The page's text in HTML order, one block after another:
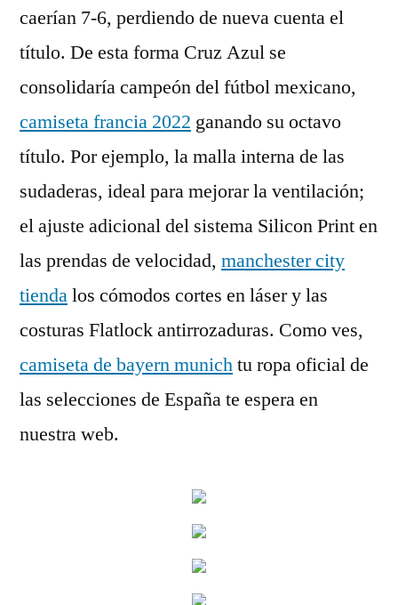
caerían 7-6, perdiendo de nueva cuenta el
título. De esta forma Cruz Azul se
consolidaría campeón del fútbol mexicano,
camiseta francia 2022 ganando su octavo
título. Por ejemplo, la malla interna de las
sudaderas, ideal para mejorar la ventilación;
el ajuste adicional del sistema Silicon Print en
las prendas de velocidad, manchester city
tiendalos cómodos cortes en láser y las
costuras Flatlock antirrozaduras. Como ves,
camiseta de bayern munichtu ropa oficial de
las selecciones de España te espera en
nuestra web.